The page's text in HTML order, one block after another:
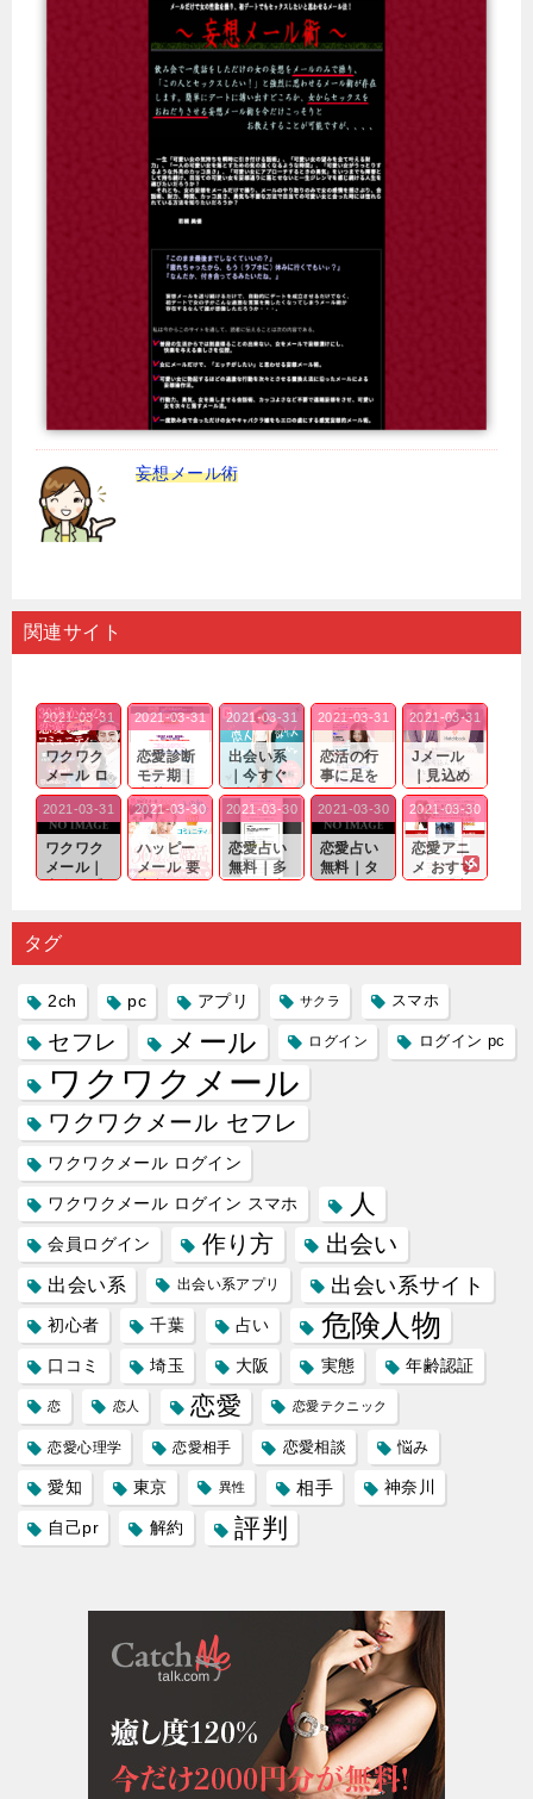
妄想メール術
関連サイト
ワクワク
メール ロ
グイン pc
｜心の底
から真
剣...
2021-03-31
恋愛診断
モテ期｜
老若男女
問わ
ず…。
2021-03-31
出会い系
｜今すぐ
仲良くな
れる相手
探しをし
たいと...
2021-03-31
恋活の行
事に足を
運んでも
出会いの
チャンス
が訪れ...
2021-03-31
Jメール
｜見込め
る効果が
確実なも
のであっ
ても…...
2021-03-31
ワクワク
メール｜
り会った
人に軽...
2021-03-31
ハッピー
メール 要
するので
2021-03-30
恋愛占い
無料｜多
プリの内
2021-03-30
恋愛占い
無料｜タ
る人に恋
2021-03-30
恋愛アニ
メ おすす
雑で素人
2021-03-30
タグ
2ch pc アプリ サクラ スマホ
セフレ メール ログイン ログイン pc
ワクワクメール
ワクワクメール セフレ
ワクワクメール ログイン
ワクワクメール ログイン スマホ 人
会員ログイン 作り方 出会い
出会い系 出会い系アプリ 出会い系サイト
初心者 千葉 占い 危険人物
口コミ 埼玉 大阪 実態 年齢認証
恋 恋人 恋愛 恋愛テクニック
恋愛心理学 恋愛相手 恋愛相談 悩み
愛知 東京 異性 相手 神奈川
自己pr 解約 評判